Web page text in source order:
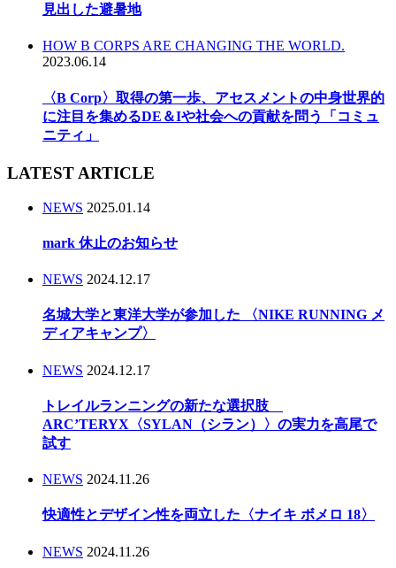
見出した避暑地
HOW B CORPS ARE CHANGING THE WORLD.
2023.06.14
〈B Corp〉取得の第一歩、アセスメントの中身世界的
に注目を集めるDE＆Iや社会への貢献を問う「コミュ
ニティ」
LATEST ARTICLE
NEWS 2025.01.14
mark 休止のお知らせ
NEWS 2024.12.17
名城大学と東洋大学が参加した 〈NIKE RUNNING メ
ディアキャンプ〉
NEWS 2024.12.17
トレイルランニングの新たな選択肢
ARC’TERYX〈SYLAN（シラン）〉の実力を高尾で
試す
NEWS 2024.11.26
快適性とデザイン性を両立した〈ナイキ ボメロ 18〉
NEWS 2024.11.26